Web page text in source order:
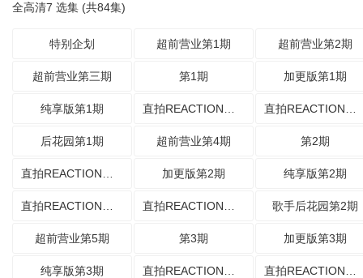
全高清7 选集 (共84集)
特别企划 超前营业第1期 超前营业第2期
超前营业第三期 第1期 加更版第1期
纯享版第1期
后花园第1期 超前营业第4期 第2期
加更版第2期 纯享版第2期
歌手后花园第2期
超前营业第5期 第3期 加更版第3期
纯享版第3期